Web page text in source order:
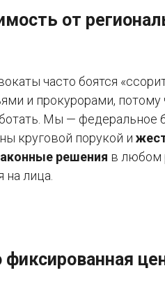
от
часто боятся
и прокурорами, потому
Мы — федеральное
круговой порукой и
решения в любом
на лица.